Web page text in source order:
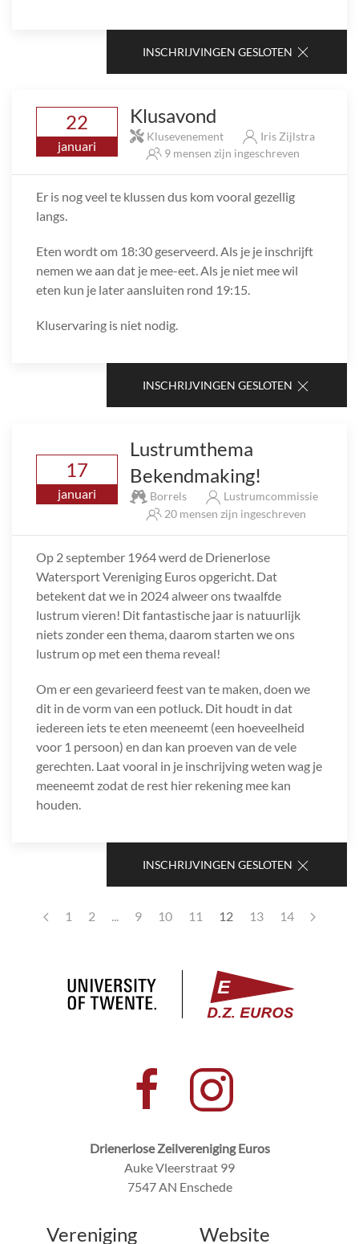
INSCHRIJVINGEN GESLOTEN
22
januari
Klusavond
Klusevenement
Iris Zijlstra
9 mensen zijn ingeschreven
Er is nog veel te klussen dus kom vooral gezellig
langs.
Eten wordt om 18:30 geserveerd. Als je je inschrijft
nemen we aan dat je mee-eet. Als je niet mee wil
eten kun je later aansluiten rond 19:15.
Kluservaring is niet nodig.
INSCHRIJVINGEN GESLOTEN
17
januari
Lustrumthema
Bekendmaking!
Borrels
Lustrumcommissie
20 mensen zijn ingeschreven
Op 2 september 1964 werd de Drienerlose
Watersport Vereniging Euros opgericht. Dat
betekent dat we in 2024 alweer ons twaalfde
lustrum vieren! Dit fantastische jaar is natuurlijk
niets zonder een thema, daarom starten we ons
lustrum op met een thema reveal!
Om er een gevarieerd feest van te maken, doen we
dit in de vorm van een potluck. Dit houdt in dat
iedereen iets te eten meeneemt (een hoeveelheid
voor 1 persoon) en dan kan proeven van de vele
gerechten. Laat vooral in je inschrijving weten wag je
meeneemt zodat de rest hier rekening mee kan
houden.
INSCHRIJVINGEN GESLOTEN
1 2 ... 9 10 11 12 13 14
Drienerlose Zeilvereniging Euros
Auke Vleerstraat 99
7547 AN Enschede
Vereniging Website